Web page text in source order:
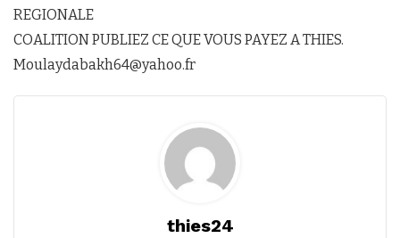
REGIONALE
COALITION PUBLIEZ CE QUE VOUS PAYEZ A THIES.
Moulaydabakh64@yahoo.fr
thies24